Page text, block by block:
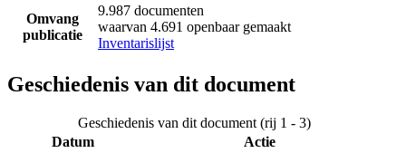
Omvang
publicatie
9.987 documenten
waarvan 4.691 openbaar gemaakt
Inventarislijst
Geschiedenis van dit document
Geschiedenis van dit document (rij 1 - 3)
Datum
Actie